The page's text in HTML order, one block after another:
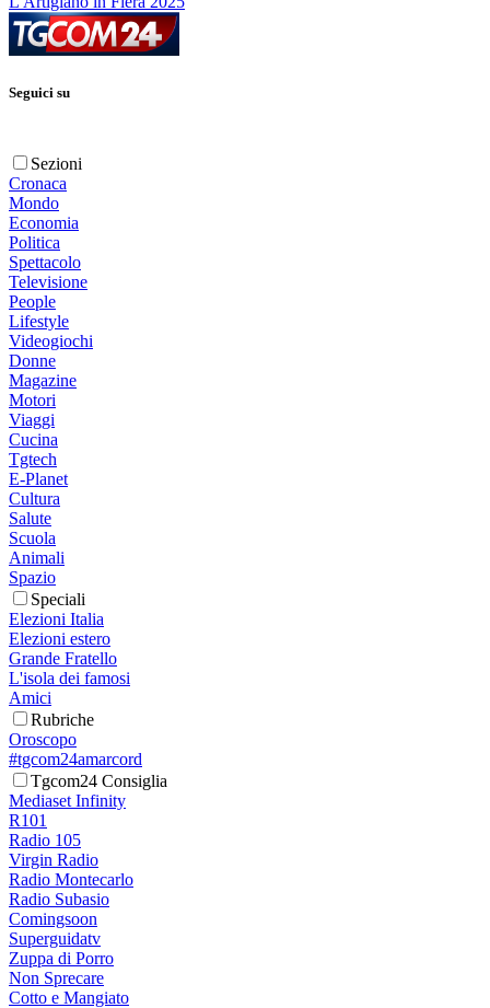
Seguici su
Sezioni
Cronaca
Mondo
Economia
Politica
Spettacolo
Televisione
People
Lifestyle
Videogiochi
Donne
Magazine
Motori
Viaggi
Cucina
Tgtech
E-Planet
Cultura
Salute
Scuola
Animali
Spazio
Speciali
Elezioni Italia
Elezioni estero
Grande Fratello
L'isola dei famosi
Amici
Rubriche
Oroscopo
#tgcom24amarcord
Tgcom24 Consiglia
Mediaset Infinity
R101
Radio 105
Virgin Radio
Radio Montecarlo
Radio Subasio
Comingsoon
Superguidatv
Zuppa di Porro
Non Sprecare
Cotto e Mangiato